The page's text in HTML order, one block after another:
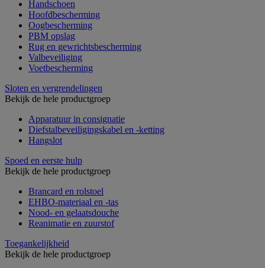
Handschoen
Hoofdbescherming
Oogbescherming
PBM opslag
Rug en gewrichtsbescherming
Valbeveiliging
Voetbescherming
Sloten en vergrendelingen
Bekijk de hele productgroep
Apparatuur in consignatie
Diefstalbeveiligingskabel en -ketting
Hangslot
Spoed en eerste hulp
Bekijk de hele productgroep
Brancard en rolstoel
EHBO-materiaal en -tas
Nood- en gelaatsdouche
Reanimatie en zuurstof
Toegankelijkheid
Bekijk de hele productgroep